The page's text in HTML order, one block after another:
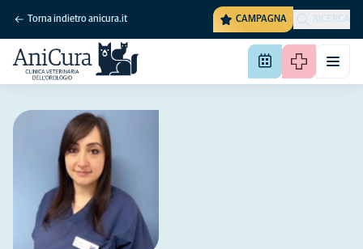
Torna indietro anicura.it CAMPAGNA RICERCA